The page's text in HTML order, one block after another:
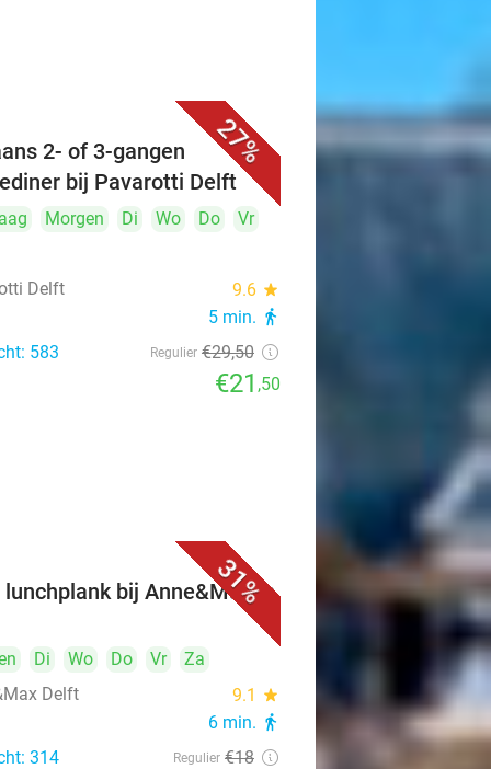
27%
2- of 3-gangen
bij Pavarotti Delft
Morgen Di Wo Do
Vr
Delft
9.6 star
5 min. directions_walk
583 Regulier €29,50
€21 ,50
31%
lunchplank bij Anne&Max in
Di Wo Do Vr
Za
Delft
9.1 star
6 min. directions_walk
314 Regulier €18